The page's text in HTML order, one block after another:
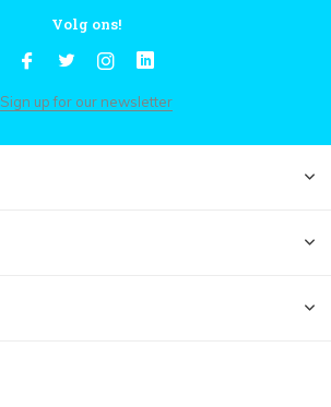
Volg ons!
Sign up for our newsletter